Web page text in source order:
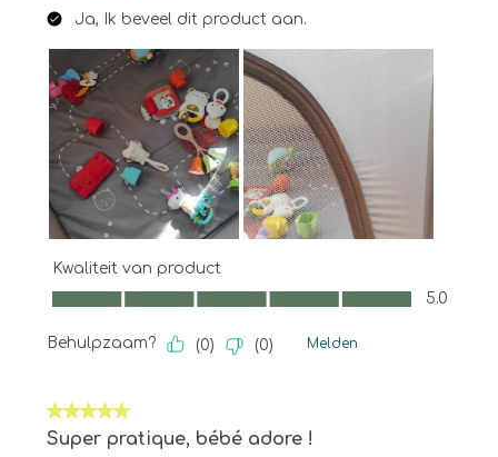
Ja, Ik beveel dit product aan.
Kwaliteit van product
Kwaliteit van product, 5.0 van 5
5.0
Behulpzaam? (0) (0) Melden
5 van 5 sterren.
Super pratique, bébé adore !